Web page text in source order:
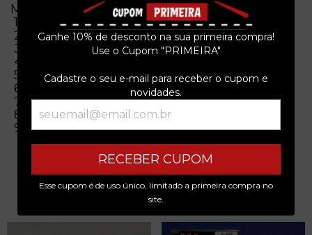
Ganhe 10% de desconto na sua primeira compra!
Use o Cupom "PRIMEIRA"
Cadastre o seu e-mail para receber o cupom e
novidades.
RECEBER CUPOM
Esse cupom é de uso único, limitado a primeira compra no
site.
Musicas
1 Free-For-All (3:20)
2 Dog Eat Dog (4:02)
3 Writing On The Wall (7:08)
4 Turn It Up (3:36)
5 Street Rats (3:36)
6 Together (5:52)
7 Light My Way (3:00)
8 Hammerdown (4:07)
9 I Love You So I Told You A Lie (3:47)
PRODUTOS SIMILARES